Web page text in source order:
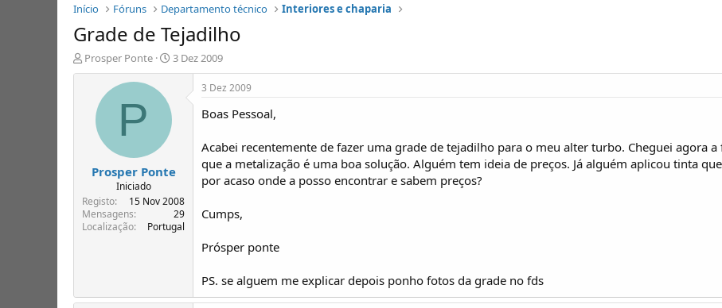
Início Fóruns Departamento técnico Interiores e chaparia
Grade de Tejadilho
I
n
e
T
ó
s
Prosper Ponte
D
a
í
i
o
3 Dez 2009
P
Prosper Ponte
Iniciado
Registo
15 Nov 2008
Mensagens
29
Localização
Portugal
3 Dez 2009
Boas Pessoal,
Acabei recentemente de fazer uma grade de tejadilho para o meu alter turbo. Cheguei agora
que a metalização é uma boa solução. Alguém tem ideia de preços. Já alguém aplicou tinta
por acaso onde a posso encontrar e sabem preços?
Cumps,
Prósper ponte
PS. se alguem me explicar depois ponho fotos da grade no fds